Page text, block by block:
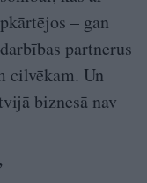
– gan
partnerus
cilvēkam. Un
biznesā nav